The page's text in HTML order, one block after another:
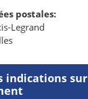
postales:
Legrand
indications sur